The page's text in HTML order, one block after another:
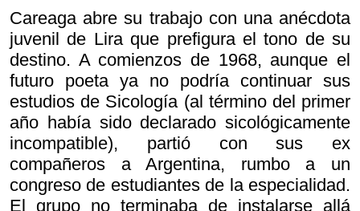
Careaga abre su trabajo con una anécdota
juvenil de Lira que prefigura el tono de su
destino. A comienzos de 1968, aunque el
futuro poeta ya no podría continuar sus
estudios de Sicología (al término del primer
año había sido declarado sicológicamente
incompatible), partió con sus ex
compañeros a Argentina, rumbo a un
congreso de estudiantes de la especialidad.
El grupo no terminaba de instalarse allá